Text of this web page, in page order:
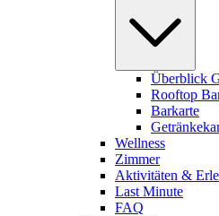
Überblick
Rooftop
Barkarte
Wellness
Zimmer
Aktivitäten &
Last Minute
FAQ